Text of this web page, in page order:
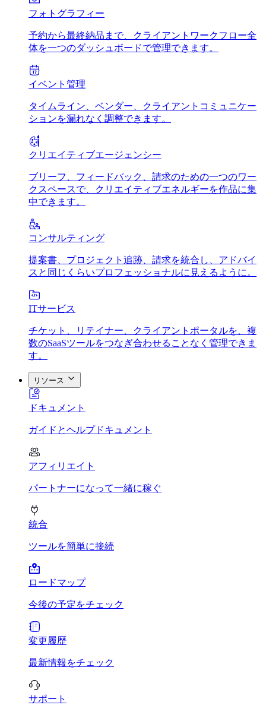
フォトグラフィー
予約から最終納品まで、クライアントワークフロー全
体を一つのダッシュボードで管理できます。
イベント管理
タイムライン、ベンダー、クライアントコミュニケー
ションを漏れなく調整できます。
クリエイティブエージェンシー
ブリーフ、フィードバック、請求のための一つのワー
クスペースで、クリエイティブエネルギーを作品に集
中できます。
コンサルティング
提案書、プロジェクト追跡、請求を統合し、アドバイ
スと同じくらいプロフェッショナルに見えるように。
ITサービス
チケット、リテイナー、クライアントポータルを、複
数のSaaSツールをつなぎ合わせることなく管理できま
す。
リソース
ドキュメント
ガイドとヘルプドキュメント
アフィリエイト
パートナーになって一緒に稼ぐ
統合
ツールを簡単に接続
ロードマップ
今後の予定をチェック
変更履歴
最新情報をチェック
サポート